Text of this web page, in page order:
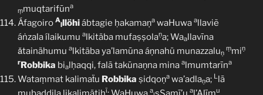
ṃmuqtarifūna
Áfagoiro A
lllöhiábtagie ḥakamaṇa waHuwa allaviẽ
áṅzala ílaikumu alkitäba mufaṣṣolaṇa; Waallavīna
ǎtainähumu alkitäba ya’lamūna áṇnahü munazzaluṇ
ṃmiṇ
rRobbika bialḥaqqi, falā takūnaṇna mina almumtarīna
Wataṃmat kalimaẗu Robbika ṣidqoṇa wa’adlaṇa; Llā
ï a a u